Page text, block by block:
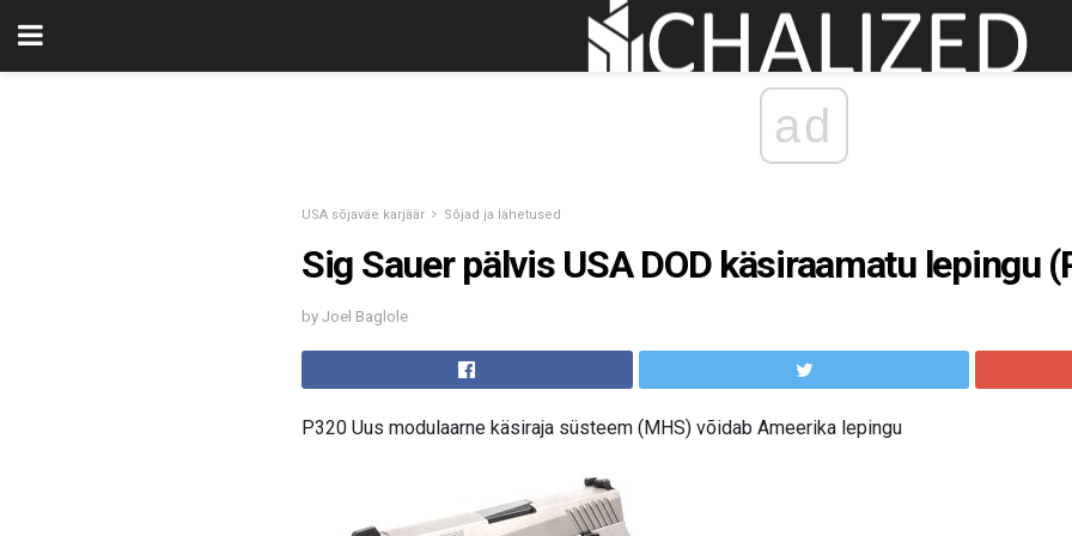
ad
USA sõjaväe karjäär Sõjad ja lähetused
Sig Sauer pälvis USA DOD käsiraamatu lepingu
by Joel Baglole
P320 Uus modulaarne käsiraja süsteem (MHS) võidab Ameerika lepingu